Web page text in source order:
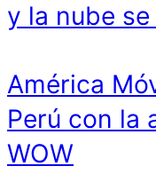
y la nube
América
Perú con la
WOW